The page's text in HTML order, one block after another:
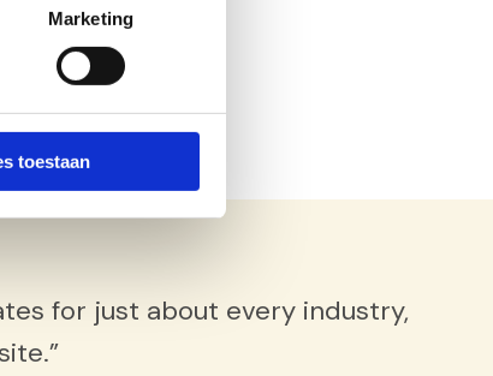
Marketing
toestaan
for just about every industry,